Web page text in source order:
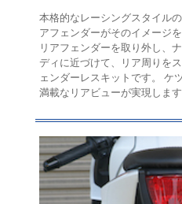
本格的なレーシングスタイル
アフェンダーがそのイメージ
リアフェンダーを取り外し、
ディに近づけて、リア周りを
ェンダーレスキットです。 ケ
満載なリアビューが実現します